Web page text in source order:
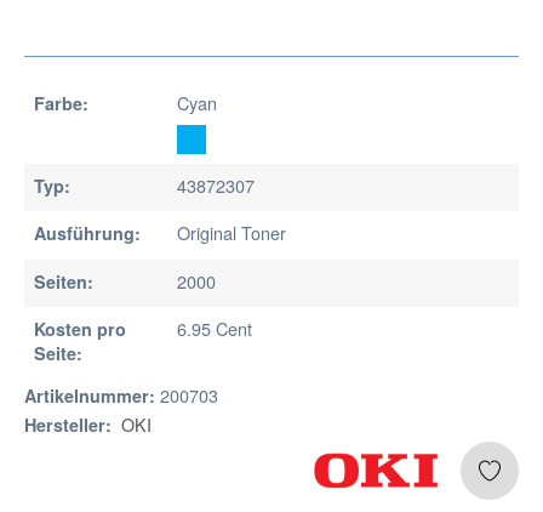
Farbe: Cyan
Typ: 43872307
Ausführung: Original Toner
Seiten: 2000
Kosten pro
Seite:
6.95 Cent
Artikelnummer: 200703
Hersteller: OKI